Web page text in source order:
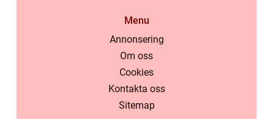
Menu
Annonsering
Om oss
Cookies
Kontakta oss
Sitemap